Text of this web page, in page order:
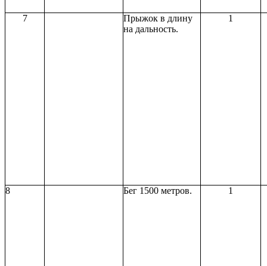
7
Прыжок в длину
на дальность.
1
8 Бег 1500 метров. 1